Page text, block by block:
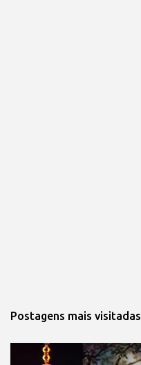
Postagens mais visitadas